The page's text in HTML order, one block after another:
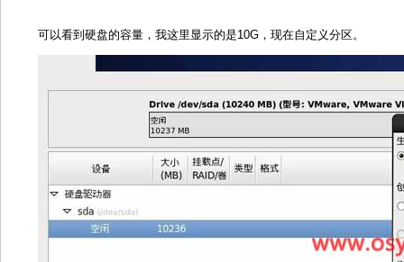
可以看到硬盘的容量，我这里显示的是10G，现在自定义分区。